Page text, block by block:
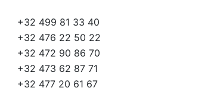
+32 499 81 33 40
+32 476 22 50 22
+32 472 90 86 70
+32 473 62 87 71
+32 477 20 61 67